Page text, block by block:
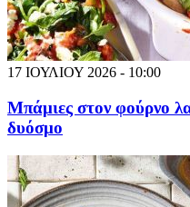
17 ΙΟΥΛΙΟΥ 2026 - 10:00
Μπάμιες στον φούρνο
δυόσμο